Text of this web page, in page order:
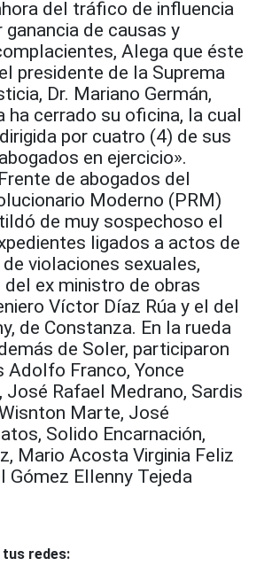
del tráfico de influencia
ganancia de causas y
Alega que éste
presidente de la Suprema
Dr. Mariano Germán,
ha cerrado su oficina, la cual
por cuatro (4) de sus
en ejercicio».
de abogados del
Moderno (PRM)
de muy sospechoso el
ligados a actos de
violaciones sexuales,
ex ministro de obras
Víctor Díaz Rúa y el del
de Constanza. En la rueda
de Soler, participaron
Adolfo Franco, Yonce
José Rafael Medrano, Sardis
Marte, José
Solido Encarnación,
Mario Acosta Virginia Feliz
Gómez Ellenny Tejeda
redes: